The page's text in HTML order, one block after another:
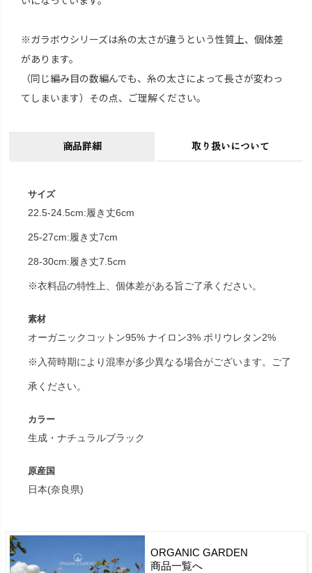
※ガラボウシリーズは糸の太さが違うという性質上、個体差
があります。
（同じ編み目の数編んでも、糸の太さによって長さが変わっ
てしまいます）その点、ご理解ください。
商品詳細 取り扱いについて
サイズ
22.5-24.5cm:履き丈6cm
25-27cm:履き丈7cm
28-30cm:履き丈7.5cm
※衣料品の特性上、個体差がある旨ご了承ください。
素材
オーガニックコットン95% ナイロン3% ポリウレタン2%
※入荷時期により混率が多少異なる場合がございます。ご了
承ください。
カラー
生成・ナチュラルブラック
原産国
日本(奈良県)
ORGANIC GARDEN
商品一覧へ